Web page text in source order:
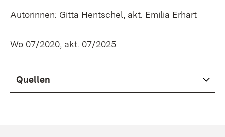
Autorinnen: Gitta Hentschel, akt. Emilia Erhart
Wo 07/2020, akt. 07/2025
Quellen